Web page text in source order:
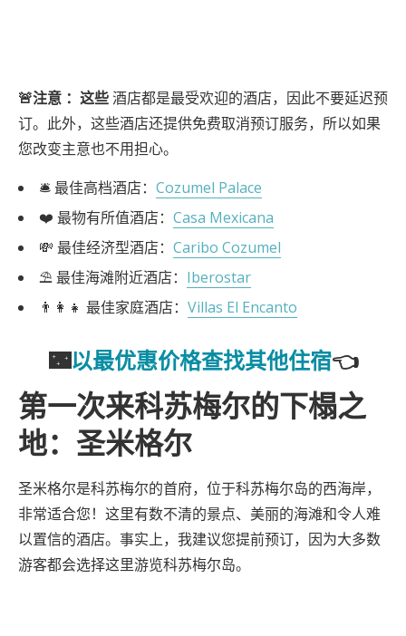
🚨注意 ：这些酒店都是最受欢迎的酒店，因此不要延迟预
订。此外，这些酒店还提供免费取消预订服务，所以如果
您改变主意也不用担心。
🛎️ 最佳高档酒店： Cozumel Palace
❤️ 最物有所值酒店： Casa Mexicana
💸 最佳经济型酒店： Caribo Cozumel
⛱ 最佳海滩附近酒店： Iberostar
👨‍👩‍👧 最佳家庭酒店： Villas El Encanto
🌃以最优惠价格查找其他住宿👈
第一次来科苏梅尔的下榻之
地：圣米格尔
圣米格尔是科苏梅尔的首府，位于科苏梅尔岛的西海岸，
非常适合您！这里有数不清的景点、美丽的海滩和令人难
以置信的酒店。事实上，我建议您提前预订，因为大多数
游客都会选择这里游览科苏梅尔岛。